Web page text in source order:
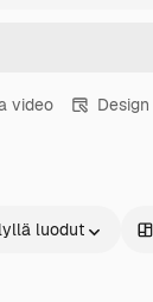
video Design
luodut